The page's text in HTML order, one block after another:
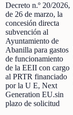
Decreto n.º 20/2026,
de 26 de marzo, la
concesión directa
subvención al
Ayuntamiento de
Abanilla para gastos
de funcionamiento
de la EEII con cargo
al PRTR financiado
por la U E, Next
Generation EU.sin
plazo de solicitud